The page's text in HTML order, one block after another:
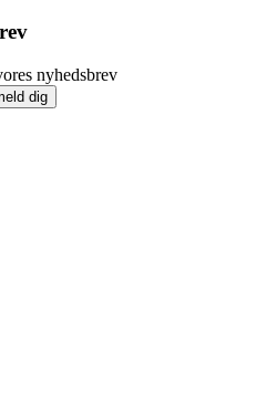
nyhedsbrev
dig